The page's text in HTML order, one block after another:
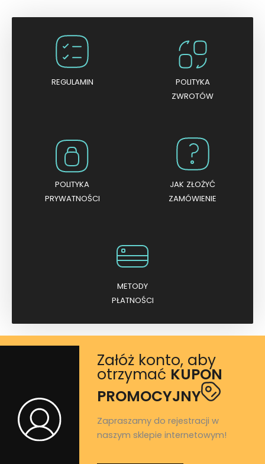
n
a
5
REGULAMIN
POLITYKA
ZWROTÓW
POLITYKA
PRYWATNOŚCI
JAK ZŁOŻYĆ
ZAMÓWIENIE
METODY
PŁATNOŚCI
Załóż konto, aby
otrzymać KUPON
PROMOCYJNY
Zapraszamy do rejestracji w
naszym sklepie internetowym!